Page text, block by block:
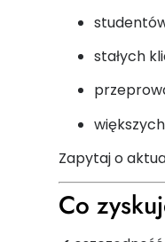
stałych
Zapytaj o
Co